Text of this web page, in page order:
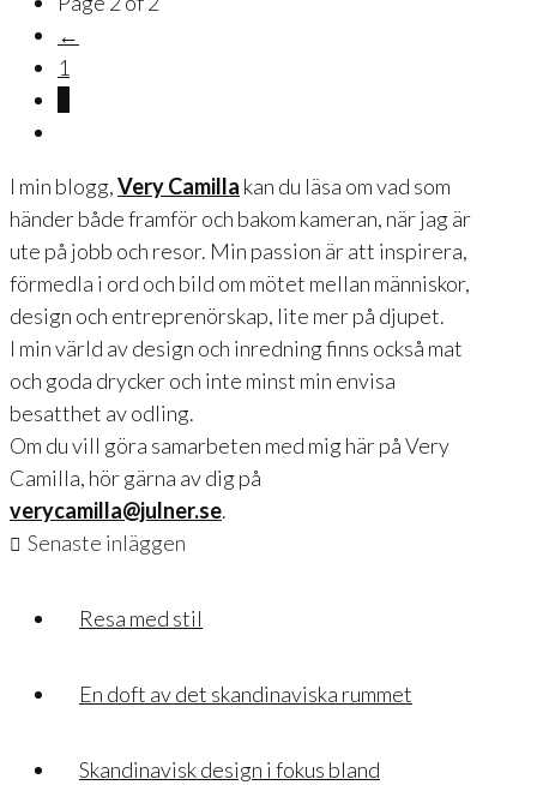
←
1
I min blogg,Very Camilla kan du läsa om vad som
händer både framför och bakom kameran, när jag är
ute på jobb och resor. Min passion är att inspirera,
förmedla i ord och bild om mötet mellan människor,
design och entreprenörskap, lite mer på djupet.
I min värld av design och inredning finns också mat
och goda drycker och inte minst min envisa
besatthet av odling.
Om du vill göra samarbeten med mig här på Very
Camilla, hör gärna av dig på
verycamilla@julner.se.
Senaste inläggen
Resa med stil
En doft av det skandinaviska rummet
Skandinavisk design i fokus bland